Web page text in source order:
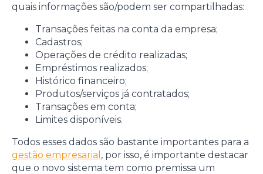
quais informações são/podem ser compartilhadas:
Transações feitas na conta da empresa;
Cadastros;
Operações de crédito realizadas;
Empréstimos realizados;
Histórico financeiro;
Produtos/serviços já contratados;
Transações em conta;
Limites disponíveis.
Todos esses dados são bastante importantes para a
gestão empresarial , por isso, é importante destacar
que o novo sistema tem como premissa um